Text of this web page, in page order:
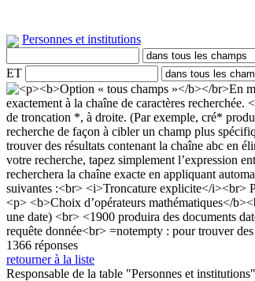
Personnes et institutions
ET
1366 réponses
retourner à la liste
Responsable de la table "Personnes et